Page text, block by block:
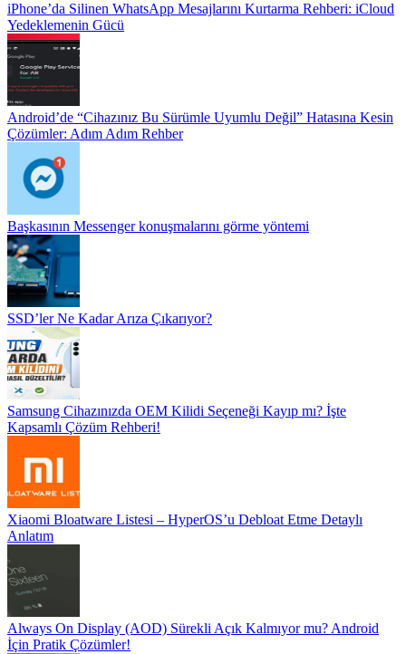
iPhone’da Silinen WhatsApp Mesajlarını Kurtarma Rehberi: iCloud
Yedeklemenin Gücü
Android’de “Cihazınız Bu Sürümle Uyumlu Değil” Hatasına Kesin
Çözümler: Adım Adım Rehber
Başkasının Messenger konuşmalarını görme yöntemi
SSD’ler Ne Kadar Arıza Çıkarıyor?
Samsung Cihazınızda OEM Kilidi Seçeneği Kayıp mı? İşte
Kapsamlı Çözüm Rehberi!
Xiaomi Bloatware Listesi – HyperOS’u Debloat Etme Detaylı
Anlatım
Always On Display (AOD) Sürekli Açık Kalmıyor mu? Android
İçin Pratik Çözümler!